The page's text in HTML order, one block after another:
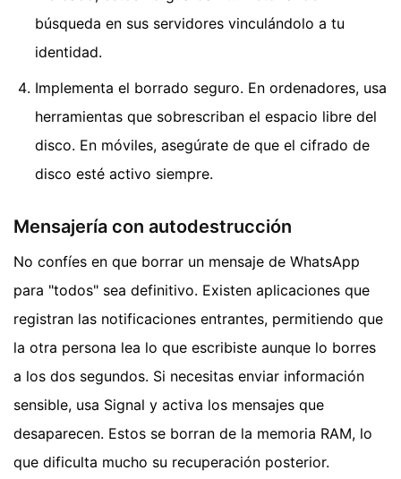
búsqueda en sus servidores vinculándolo a tu
identidad.
Implementa el borrado seguro. En ordenadores, usa
herramientas que sobrescriban el espacio libre del
disco. En móviles, asegúrate de que el cifrado de
disco esté activo siempre.
Mensajería con autodestrucción
No confíes en que borrar un mensaje de WhatsApp
para "todos" sea definitivo. Existen aplicaciones que
registran las notificaciones entrantes, permitiendo que
la otra persona lea lo que escribiste aunque lo borres
a los dos segundos. Si necesitas enviar información
sensible, usa Signal y activa los mensajes que
desaparecen. Estos se borran de la memoria RAM, lo
que dificulta mucho su recuperación posterior.